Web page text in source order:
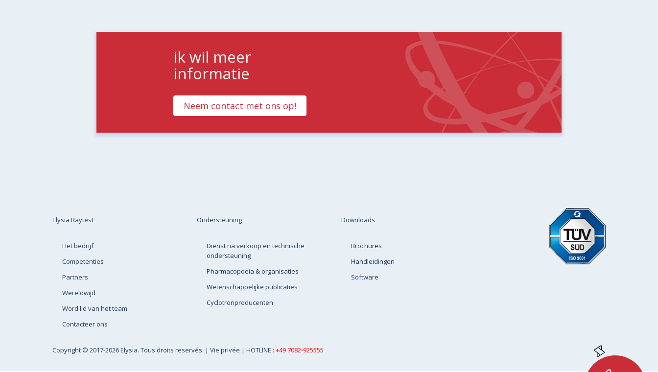
ik wil meer
informatie
Neem contact met ons op!
Elysia Raytest
Het bedrijf
Competenties
Partners
Wereldwijd
Word lid van het team
Contacteer ons
Ondersteuning
Dienst na verkoop en technische
ondersteuning
Pharmacopoeia & organisaties
Wetenschappelijke publicaties
Cyclotronproducenten
Downloads
Brochures
Handleidingen
Software
Copyright © 2017-2026 Elysia. Tous droits reservés. | Vie privée | HOTLINE : +49 7082-925555